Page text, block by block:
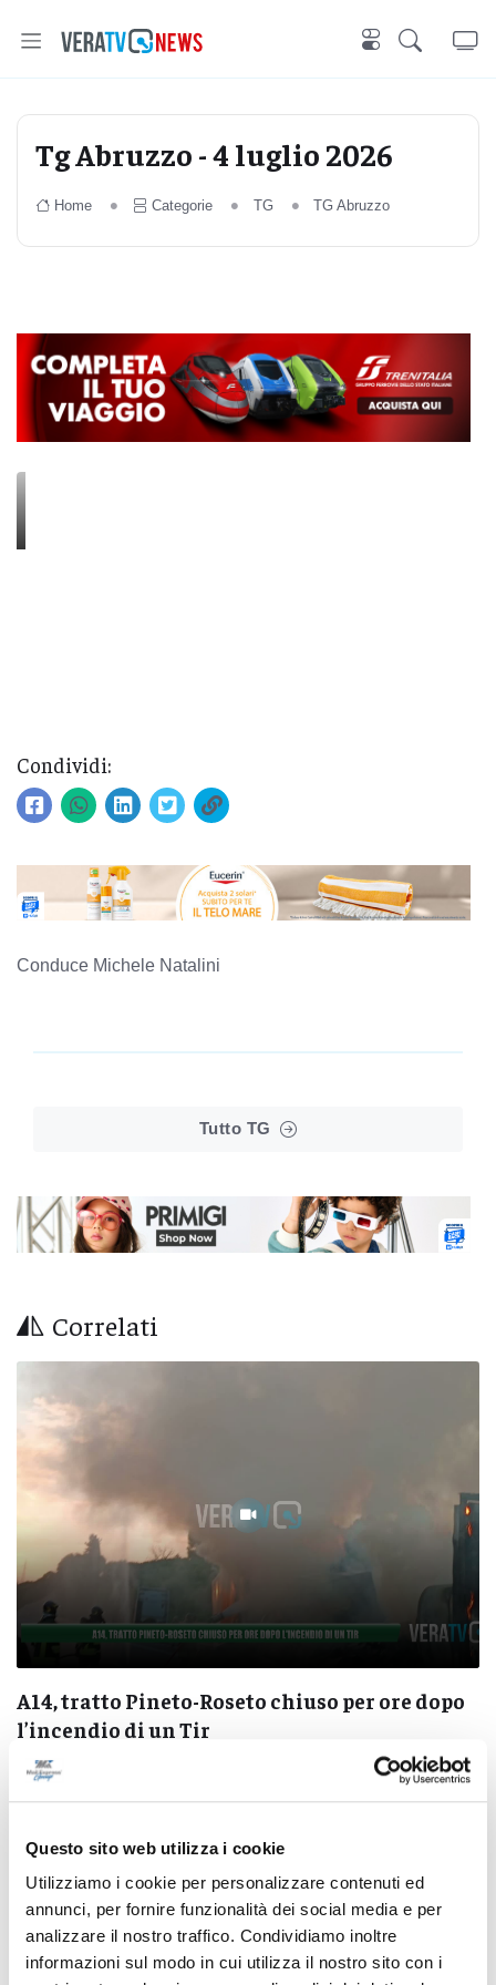
Questo sito web utilizza i cookie
Utilizziamo i cookie per personalizzare contenuti ed
annunci, per fornire funzionalità dei social media e per
analizzare il nostro traffico. Condividiamo inoltre
informazioni sul modo in cui utilizza il nostro sito con i
Tg Abruzzo - 4 luglio 2026
Home Categorie TG TG Abruzzo
Condividi:
Conduce Michele Natalini
Tutto TG
Correlati
A14, tratto Pineto-Roseto chiuso per ore dopo
l’incendio di un Tir
07/08/2026
Pubblicità